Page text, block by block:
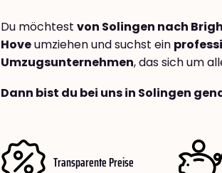
Du möchtest von Solingen nach
Hoveumziehen und suchst ein
Umzugsunternehmen, das sich um
Dann bist du bei uns in Solingen
Transparente Preise